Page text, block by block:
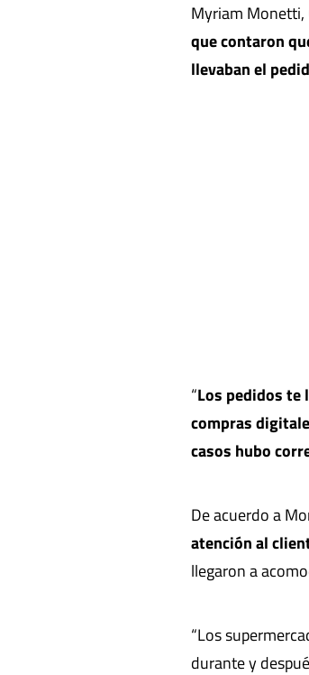
Myriam Monetti,
que contaron
llevaban el
“Los pedidos te
compras
casos hubo
De acuerdo a
atención al
llegaron a
“Los
durante y